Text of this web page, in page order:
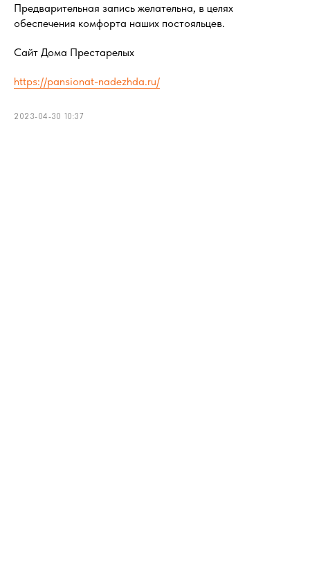
Предварительная запись желательна, в целях
обеспечения комфорта наших постояльцев.
Сайт Дома Престарелых
https://pansionat-nadezhda.ru/
2023-04-30 10:37